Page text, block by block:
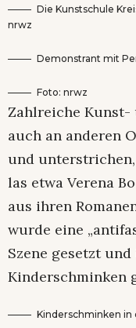
Die Kunstschule
nrwz
Demonstrant mit
Foto: nrwz
Zahlreiche
auch an anderen
und
las etwa Verena
aus ihren
wurde eine
Szene gesetzt
Kinderschminken
Kinderschminken in